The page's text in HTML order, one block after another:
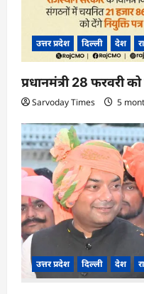
उत्तर प्रदेश दिल्ली देश
प्रधानमंत्री 28 फरवरी
Sarvoday Times 5
उत्तर प्रदेश दिल्ली देश